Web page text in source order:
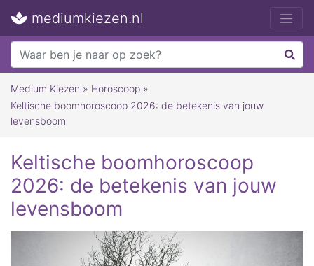
mediumkiezen.nl
Medium Kiezen » Horoscoop »
Keltische boomhoroscoop 2026: de betekenis van jouw
levensboom
Keltische boomhoroscoop
2026: de betekenis van jouw
levensboom